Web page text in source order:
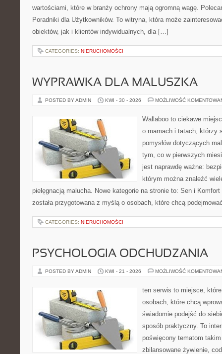
wartościami, które w branży ochrony mają ogromną wagę.
Poradniki dla Użytkowników. To witryna, która może
obiektów, jak i klientów indywidualnych, dla […]
CATEGORIES: NIERUCHOMOŚCI
WYPRAWKA DLA MALUSZKA
POSTED BY ADMIN KWI - 30 - 2026 MOŻLIWOŚĆ
Wallaboo to ciekawe
o mamach i tatach, którzy
pomysłów dotyczących
tym, co w pierwszych
jest naprawdę ważne:
którym można znaleźć
pielęgnacją malucha. Nowe kategorie na stronie to: Sen i
została przygotowana z myślą o osobach, które chcą
CATEGORIES: NIERUCHOMOŚCI
PSYCHOLOGIA ODCHUDZANIA
POSTED BY ADMIN KWI - 21 - 2026 MOŻLIWOŚĆ
ten serwis to miejsce,
osobach, które chcą
świadomie podejść do
sposób praktyczny. To
poświęcony tematom
zbilansowane żywienie,